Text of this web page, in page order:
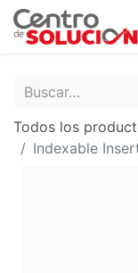
Todos los
Indexable